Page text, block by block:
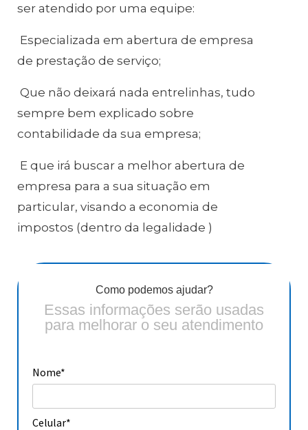
ser atendido por uma equipe:
Especializada em abertura de empresa
de prestação de serviço;
Que não deixará nada entrelinhas, tudo
sempre bem explicado sobre
contabilidade da sua empresa;
E que irá buscar a melhor abertura de
empresa para a sua situação em
particular, visando a economia de
impostos (dentro da legalidade )
Como podemos ajudar?
Essas informações serão usadas
para melhorar o seu atendimento
Nome*
Celular*